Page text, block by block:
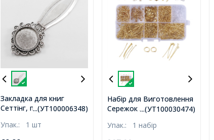
...(УТ100006348)
Закладка для книг
Сеттінг, під Кабошон,
Срібло, Розмір:
Упак.: 1 шт
...(УТ100030474)
Набір для Виготовлення
Сережок Латунь, Залізо
14.5х7х2.2см,
Упак.: 1 набір